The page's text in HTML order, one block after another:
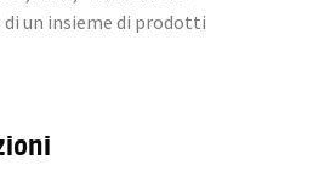
un insieme di prodotti